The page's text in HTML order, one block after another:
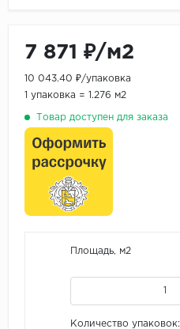
7 871 ₽/м2
10 043.40 ₽/упаковка
1 упаковка = 1.276 м2
Товар доступен для заказа
Площадь, м2
Количество упаковок: